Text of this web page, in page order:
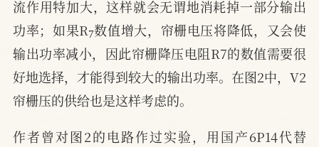
流作用特加大，这样就会无谓地消耗掉一部分输出
功率；如果R7数值增大，帘栅电压将降低，又会使
输出功率减小，因此帘栅降压电阻R7的数值需要很
好地选择，才能得到较大的输出功率。在图2中，V2
帘栅压的供给也是这样考虑的。
作者曾对图2的电路作过实验，用国产6P14代替